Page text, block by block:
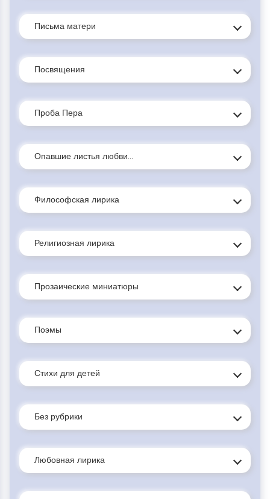
Письма матери
Посвящения
Проба Пера
Опавшие листья любви...
Философская лирика
Религиозная лирика
Прозаические миниатюры
Поэмы
Стихи для детей
Без рубрики
Любовная лирика